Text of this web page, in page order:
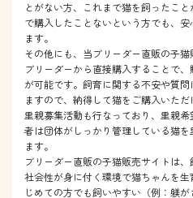
とがない方、これまで猫を飼ったこ
で購入したことないという方でも、
ます。
その他にも、当ブリーダー直販の子
ブリーダーから直接購入することで
が可能です。飼育に関する不安や質
ますので、納得して猫をご購入いただ
里親募集活動も行なっており、里親
者は団体がしっかり管理している猫
ます。
ブリーダー直販の子猫販売サイトは、
社会性が身に付く環境で猫ちゃんを
じめての方でも飼いやすい（例：躾